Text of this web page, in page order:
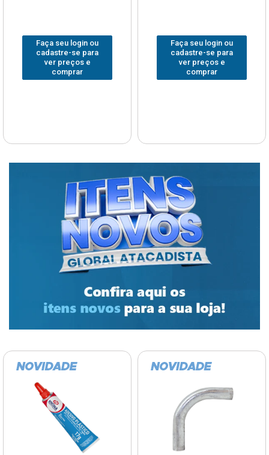
Faça seu login ou
cadastre-se para
ver preços e
comprar
Faça seu login ou
cadastre-se para
ver preços e
comprar